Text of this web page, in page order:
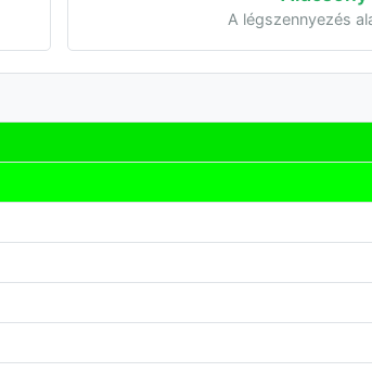
A légszennyezés